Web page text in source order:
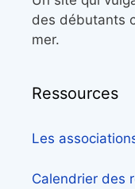
des débutants
mer.
Ressources
Les
Calendrier des